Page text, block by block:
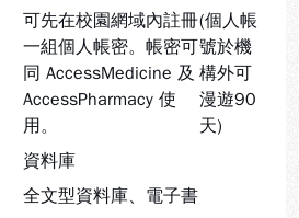
可先在校園網域內註冊
一組個人帳密。帳密可
同 AccessMedicine 及
AccessPharmacy 使
用。
(個人帳
號於機
構外可
漫遊90
天)
資料庫
全文型資料庫、 電子書